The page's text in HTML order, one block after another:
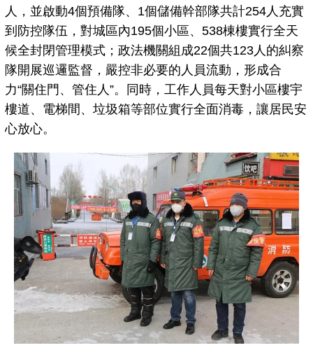
人，並啟動4個預備隊、1個儲備幹部隊共計254人充實
到防控隊伍，對城區內195個小區、538棟樓實行全天
候全封閉管理模式；政法機關組成22個共123人的糾察
隊開展巡邏監督，嚴控非必要的人員流動，形成合
力“關住門、管住人”。同時，工作人員每天對小區樓宇
樓道、電梯間、垃圾箱等部位實行全面消毒，讓居民安
心放心。